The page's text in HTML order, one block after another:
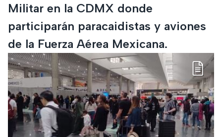
Militar en la CDMX donde
participarán paracaidistas y aviones
de la Fuerza Aérea Mexicana.